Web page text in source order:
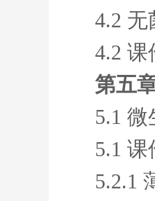
4.2
4.2 课
第五
5.1
5.1 课
5.2.1